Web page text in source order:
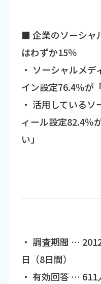
■ 企業のソーシャ
はわずか15％
・ ソーシャルメ
イン設定76.4％が
・ 活用している
ィール設定82.4％
い」
・ 調査期間 …
日（8日間）
・ 有効回答 … 611